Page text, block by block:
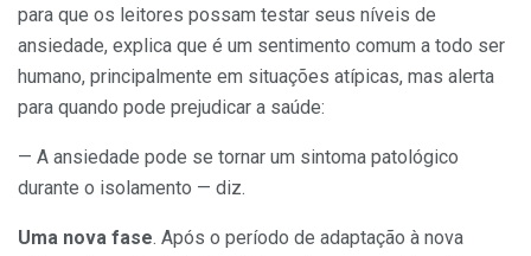
para que os leitores possam testar seus níveis de
ansiedade, explica que é um sentimento comum a todo ser
humano, principalmente em situações atípicas, mas alerta
para quando pode prejudicar a saúde:
— A ansiedade pode se tornar um sintoma patológico
durante o isolamento — diz.
Uma nova fase. Após o período de adaptação à nova